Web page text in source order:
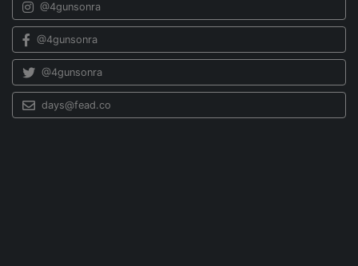
@4gunsonra
@4gunsonra
@4gunsonra
days@fead.co